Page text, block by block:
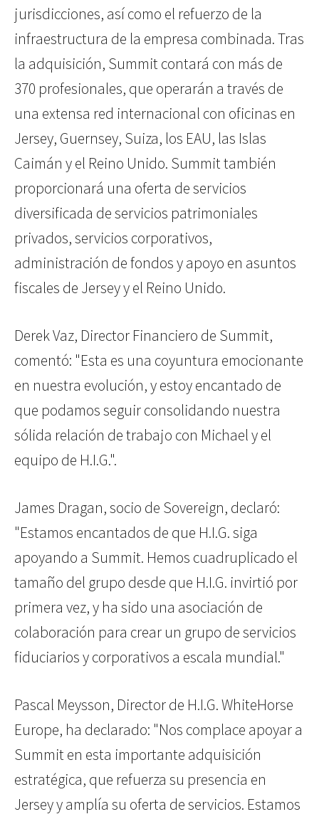
jurisdicciones, así como el refuerzo de la
infraestructura de la empresa combinada. Tras
la adquisición, Summit contará con más de
370 profesionales, que operarán a través de
una extensa red internacional con oficinas en
Jersey, Guernsey, Suiza, los EAU, las Islas
Caimán y el Reino Unido. Summit también
proporcionará una oferta de servicios
diversificada de servicios patrimoniales
privados, servicios corporativos,
administración de fondos y apoyo en asuntos
fiscales de Jersey y el Reino Unido.
Derek Vaz, Director Financiero de Summit,
comentó: "Esta es una coyuntura emocionante
en nuestra evolución, y estoy encantado de
que podamos seguir consolidando nuestra
sólida relación de trabajo con Michael y el
equipo de H.I.G.".
James Dragan, socio de Sovereign, declaró:
"Estamos encantados de que H.I.G. siga
apoyando a Summit. Hemos cuadruplicado el
tamaño del grupo desde que H.I.G. invirtió por
primera vez, y ha sido una asociación de
colaboración para crear un grupo de servicios
fiduciarios y corporativos a escala mundial."
Pascal Meysson, Director de H.I.G. WhiteHorse
Europe, ha declarado: "Nos complace apoyar a
Summit en esta importante adquisición
estratégica, que refuerza su presencia en
Jersey y amplía su oferta de servicios. Estamos